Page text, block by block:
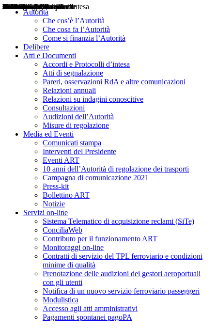
Autorità
Che cos’è l’Autorità
Che cosa fa l’Autorità
Come si finanzia l’Autorità
Delibere
Atti e Documenti
Accordi e Protocolli d’intesa
Atti di segnalazione
Pareri, osservazioni RdA e altre comunicazioni
Relazioni annuali
Relazioni su indagini conoscitive
Consultazioni
Audizioni dell’Autorità
Misure di regolazione
Media ed Eventi
Comunicati stampa
Interventi del Presidente
Eventi ART
10 anni dell’Autorità di regolazione dei trasporti
Campagna di comunicazione 2021
Press-kit
Bollettino ART
Notizie
Servizi on-line
Sistema Telematico di acquisizione reclami (SiTe)
ConciliaWeb
Contributo per il funzionamento ART
Monitoraggi on-line
Contratti di servizio del TPL ferroviario e condizioni
minime di qualità
Prenotazione delle audizioni dei gestori aeroportuali
con gli utenti
Notifica di un nuovo servizio ferroviario passeggeri
Modulistica
Accesso agli atti amministrativi
Pagamenti spontanei pagoPA
Delibere
Pareri
Consultazioni
Audizioni
Atti di Segnalazione
Accordi e Protocolli d'Intesa
Relazioni annuali
Misure di regolazione
Notizie
Comunicati Stampa
Bollettini ART
Convegni ART
Interviste del Presidente
Articoli in primo piano
Interventi del Presidente
2004
2005
2010
2013
2014
2015
2016
2017
2018
2019
202
2020
2021
2022
2023
2024
2025
2026
Aereo
Marittimo
Terrestre